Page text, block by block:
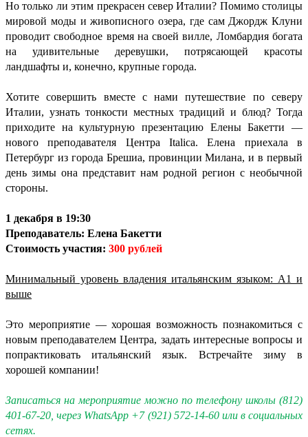
Но только ли этим прекрасен север Италии? Помимо столицы
мировой моды и живописного озера, где сам Джордж Клуни
проводит свободное время на своей вилле, Ломбардия богата
на удивительные деревушки, потрясающей красоты
ландшафты и, конечно, крупные города.
Хотите совершить вместе с нами путешествие по северу
Италии, узнать тонкости местных традиций и блюд? Тогда
приходите на культурную презентацию Елены Бакетти —
нового преподавателя Центра Italica. Елена приехала в
Петербург из города Брешиа, провинции Милана, и в первый
день зимы она представит нам родной регион с необычной
стороны.
1 декабря в 19:30
Преподаватель: Елена Бакетти
Стоимость участия: 300 рублей
Минимальный уровень владения итальянским языком: А1 и
выше
Это мероприятие — хорошая возможность познакомиться с
новым преподавателем Центра, задать интересные вопросы и
попрактиковать итальянский язык. Встречайте зиму в
хорошей компании!
Записаться на мероприятие можно по телефону школы (812)
401-67-20, через WhatsApp +7 (921) 572-14-60 или в социальных
сетях.